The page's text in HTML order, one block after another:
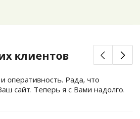
клиентов
оперативность. Рада, что
сайт. Теперь я с Вами надолго.